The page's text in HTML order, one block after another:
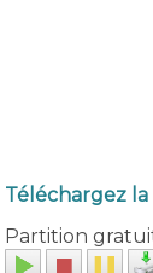
Téléchargez
Partition